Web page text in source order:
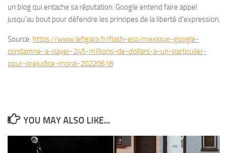
un blog qui entache sa réputation. Google entend faire appel
jusqu’au bout pour défendre les principes de la liberté d’expression.
Source: https://www.lefigaro.fr/flash-eco/mexique-google-
condamne-a-payer-245-millions-de-dollars-a-un-particulier-
pour-prejudice-moral-20220618
YOU MAY ALSO LIKE...